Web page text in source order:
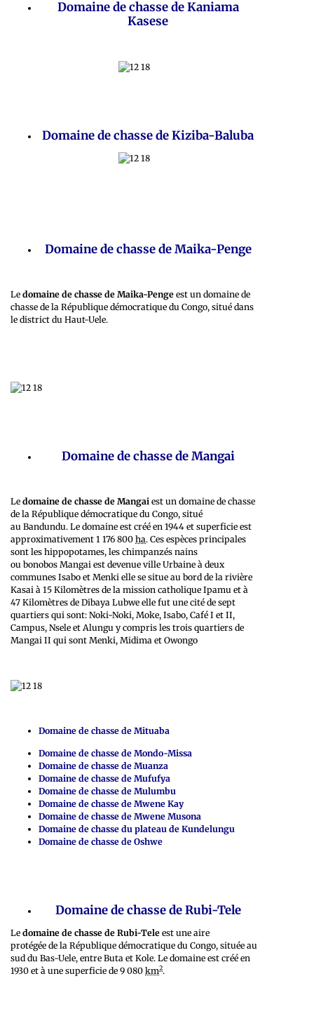
Domaine de chasse de Kaniama
Kasese
Domaine de chasse de Kiziba-Baluba
Domaine de chasse de Maika-Penge
Le domaine de chasse de Maika-Penge est un domaine de
chasse de la République démocratique du Congo, situé dans
le district du Haut-Uele.
Domaine de chasse de Mangai
Le domaine de chasse de Mangai est un domaine de chasse
de la République démocratique du Congo, situé
au Bandundu. Le domaine est créé en 1944 et superficie est
approximativement 1 176 800 ha. Ces espèces principales
sont les hippopotames, les chimpanzés nains
ou bonobos Mangai est devenue ville Urbaine à deux
communes Isabo et Menki elle se situe au bord de la rivière
Kasai à 15 Kilomètres de la mission catholique Ipamu et à
47 Kilomètres de Dibaya Lubwe elle fut une cité de sept
quartiers qui sont: Noki-Noki, Moke, Isabo, Café I et II,
Campus, Nsele et Alungu y compris les trois quartiers de
Mangai II qui sont Menki, Midima et Owongo
Domaine de chasse de Mituaba
Domaine de chasse de Mondo-Missa
Domaine de chasse de Muanza
Domaine de chasse de Mufufya
Domaine de chasse de Mulumbu
Domaine de chasse de Mwene Kay
Domaine de chasse de Mwene Musona
Domaine de chasse du plateau de Kundelungu
Domaine de chasse de Oshwe
Domaine de chasse de Rubi-Tele
Le domaine de chasse de Rubi-Tele est une aire
protégée de la République démocratique du Congo, située au
sud du Bas-Uele, entre Buta et Kole. Le domaine est créé en
1930 et à une superficie de 9 080 km2.